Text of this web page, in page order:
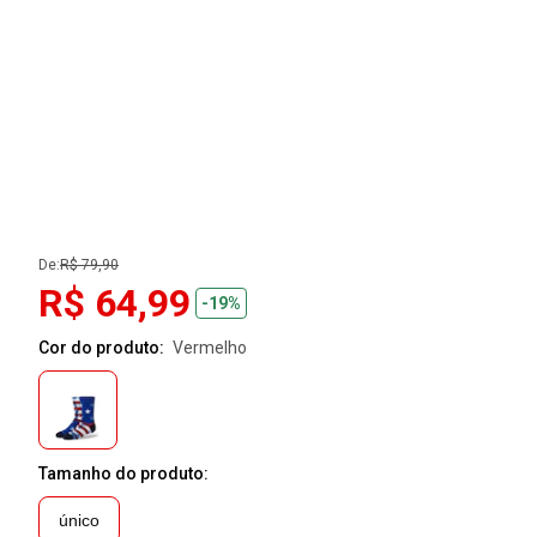
De:R$ 79,90
R$ 64,99 -19%
Cor do produto: vermelho
Tamanho do produto:
único